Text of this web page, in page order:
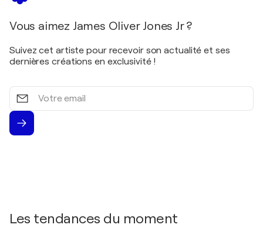
Vous aimez James Oliver Jones Jr ?
Suivez cet artiste pour recevoir son actualité et ses
dernières créations en exclusivité !
Votre
email
Les tendances du moment